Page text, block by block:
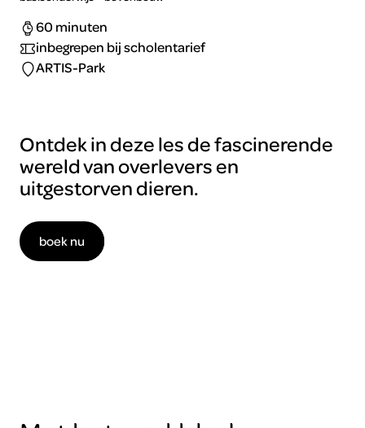
60 minuten
inbegrepen bij scholentarief
ARTIS-Park
Ontdek in deze les de fascinerende
wereld van overlevers en
uitgestorven dieren.
boek nu